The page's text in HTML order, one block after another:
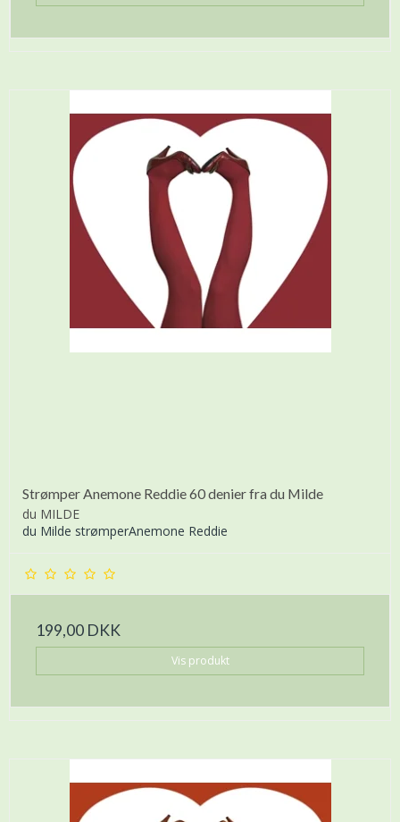
Strømper Anemone Reddie 60 denier fra du Milde
du MILDE
du Milde strømperAnemone Reddie
199,00 DKK
Vis produkt